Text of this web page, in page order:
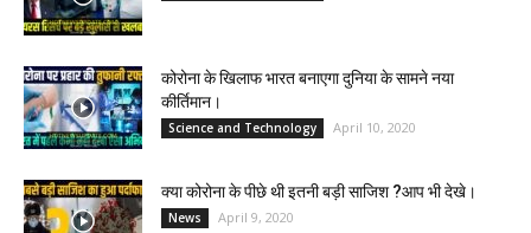
कोरोना के खिलाफ भारत बनाएगा दुनिया के सामने नया
कीर्तिमान।
Science and Technology April 10, 2020
क्या कोरोना के पीछे थी इतनी बड़ी साजिश ?आप भी देखे।
News April 9, 2020